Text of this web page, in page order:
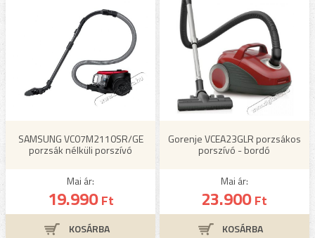
SAMSUNG VC07M2110SR/GE
porzsák nélküli porszívó
Mai ár:
19.990Ft
Gorenje VCEA23GLR porzsákos
porszívó - bordó
Mai ár:
23.900Ft